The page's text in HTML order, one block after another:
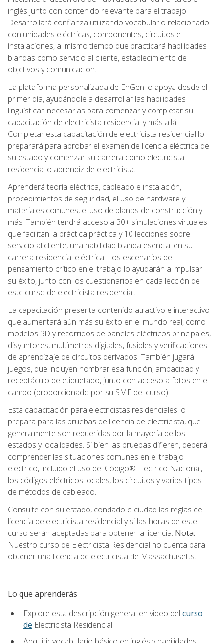
inglés junto con contenido relevante para el trabajo.
Desarrollará confianza utilizando vocabulario relacionado
con unidades eléctricas, componentes, circuitos e
instalaciones, al mismo tiempo que practicará habilidades
blandas como servicio al cliente, establecimiento de
objetivos y comunicación.
La plataforma personalizada de EnGen lo apoya desde el
primer día, ayudándole a desarrollar las habilidades
lingüísticas necesarias para comenzar y completar su
capacitación de electricista residencial y más allá.
Completar esta capacitación de electricista residencial lo
preparará para aprobar el examen de licencia eléctrica de
su estado y comenzar su carrera como electricista
residencial o aprendiz de electricista.
Aprenderá teoría eléctrica, cableado e instalación,
procedimientos de seguridad, el uso de hardware y
materiales comunes, el uso de planos de construcción y
más. También tendrá acceso a 30+ simulaciones virtuales
que facilitan la práctica práctica y 10 lecciones sobre
servicio al cliente, una habilidad blanda esencial en su
carrera residencial eléctrica. Los escenarios de
pensamiento crítico en el trabajo lo ayudarán a impulsar
su éxito, junto con los cuestionarios en cada lección de
este curso de electricista residencial.
La capacitación presenta contenido atractivo e interactivo
que aumentará aún más su éxito en el mundo real, como
modelos 3D y recorridos de paneles eléctricos principales,
disyuntores, multímetros digitales, fusibles y verificaciones
de aprendizaje de circuitos derivados. También jugará
juegos, que incluyen nombrar esa función, ampacidad y
receptáculo de etiquetado, junto con acceso a fotos en el
campo (proporcionado por su SME del curso).
Esta capacitación para electricistas residenciales lo
prepara para las pruebas de licencia de electricista, que
generalmente son requeridas por la mayoría de los
estados y localidades. Si bien las pruebas difieren, deberá
comprender las situaciones comunes en el trabajo
eléctrico, incluido el uso del Código® Eléctrico Nacional,
los códigos eléctricos locales, los circuitos y varios tipos
de métodos de cableado.
Consulte con su estado, condado o ciudad las reglas de
licencia de electricista residencial y si las horas de este
curso serán aceptadas para obtener la licencia. Nota:
Nuestro curso de Electricista Residencial no cuenta para
obtener una licencia de electricista de Massachusetts.
Lo que aprenderás
Explore esta descripción general en video del curso
de Electricista Residencial
Adquirir vocabulario básico en inglés y habilidades